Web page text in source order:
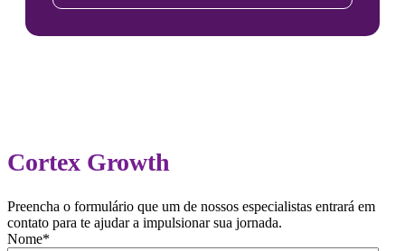
Cortex Growth
Preencha o formulário que um de nossos especialistas entrará em
contato para te ajudar a impulsionar sua jornada.
Nome*